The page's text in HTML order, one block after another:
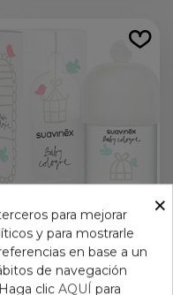
SUAVINEX COLONIA
INFANTIL 100
15,95 €
×
para mejorar
y para mostrarle
en base a un
de navegación
clic AQUÍ para